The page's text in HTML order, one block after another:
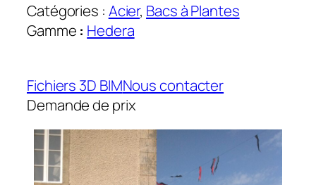
Catégories : Acier, Bacs à Plantes
Gamme : Hedera
Fichiers 3D BIMNous contacter
Demande de prix